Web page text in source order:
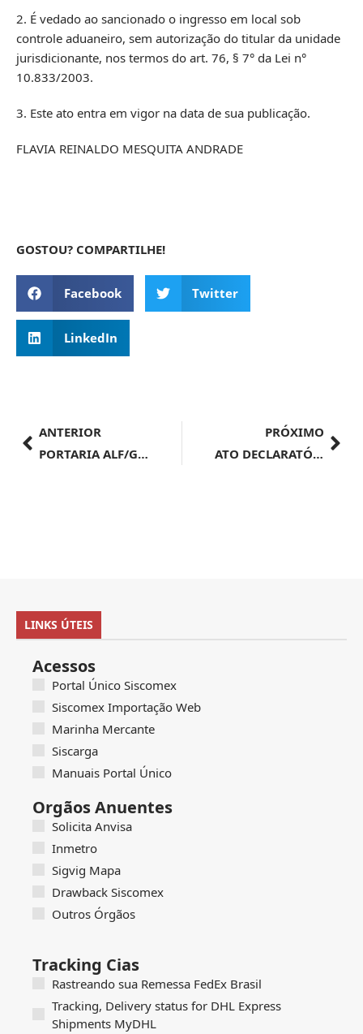
2. É vedado ao sancionado o ingresso em local sob
controle aduaneiro, sem autorização do titular da unidade
jurisdicionante, nos termos do art. 76, § 7° da Lei n°
10.833/2003.
3. Este ato entra em vigor na data de sua publicação.
FLAVIA REINALDO MESQUITA ANDRADE
GOSTOU? COMPARTILHE!
Facebook Twitter
LinkedIn
ANTERIOR
PORTARIA ALF/GRU Nº 78, DE 1º DE AGOSTO DE 2024
PRÓXIMO
ATO DECLARATÓRIO EXECUTIVO ALF/VCP Nº 9, DE 8 DE AGOSTO DE 2024
LINKS ÚTEIS
Acessos
Portal Único Siscomex
Siscomex Importação Web
Marinha Mercante
Siscarga
Manuais Portal Único
Orgãos Anuentes
Solicita Anvisa
Inmetro
Sigvig Mapa
Drawback Siscomex
Outros Órgãos
Tracking Cias
Rastreando sua Remessa FedEx Brasil
Tracking, Delivery status for DHL Express
Shipments MyDHL